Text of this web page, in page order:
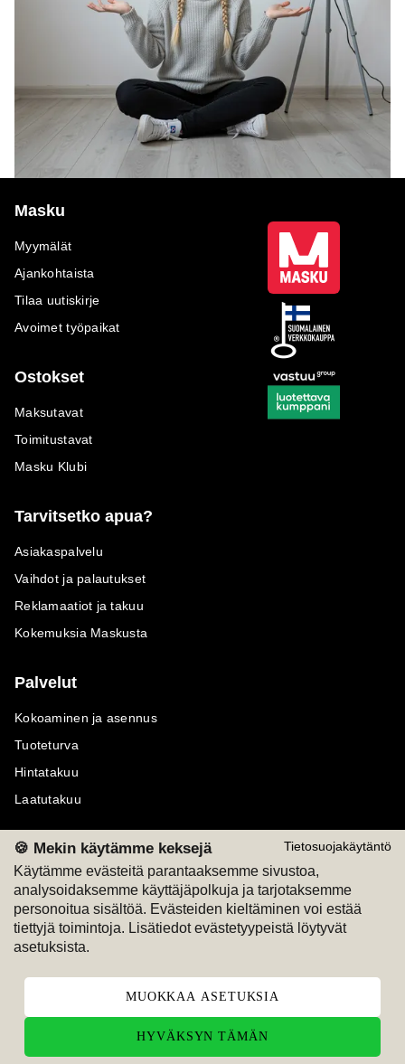
Tietosuojakäytäntö
🍪 Mekin käytämme keksejä
Käytämme evästeitä parantaaksemme sivustoa,
analysoidaksemme käyttäjäpolkuja ja tarjotaksemme
personoitua sisältöä. Evästeiden kieltäminen voi estää
tiettyjä toimintoja. Lisätiedot evästetyypeistä löytyvät
asetuksista.
MUOKKAA ASETUKSIA
HYVÄKSYN TÄMÄN
Masku
Myymälät
Ajankohtaista
Tilaa uutiskirje
Avoimet työpaikat
Ostokset
Maksutavat
Toimitustavat
Masku Klubi
Tarvitsetko apua?
Asiakaspalvelu
Vaihdot ja palautukset
Reklamaatiot ja takuu
Kokemuksia Maskusta
Palvelut
Kokoaminen ja asennus
Tuoteturva
Hintatakuu
Laatutakuu
Maksutavat
M
Seuraa meitä